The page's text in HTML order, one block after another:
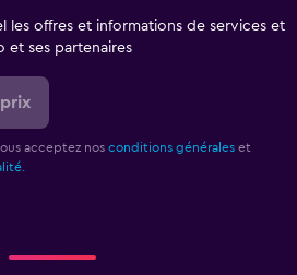
les offres et informations de services et
ses partenaires
acceptez nos conditions générales et